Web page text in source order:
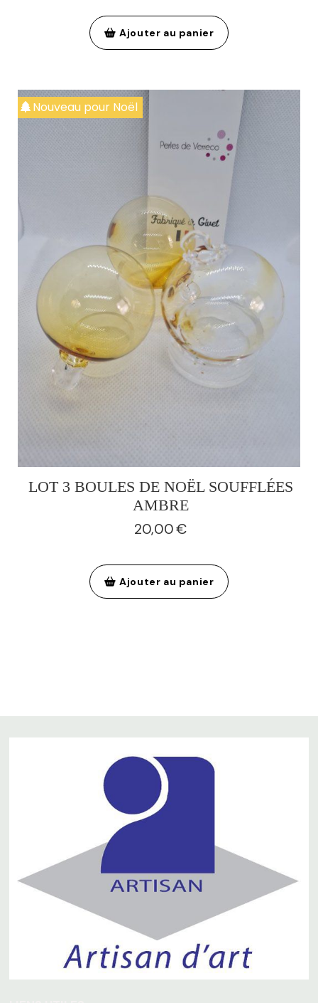
Ajouter au panier
Nouveau pour Noël
LOT 3 BOULES DE NOËL SOUFFLÉES
AMBRE
20,00€
Ajouter au panier